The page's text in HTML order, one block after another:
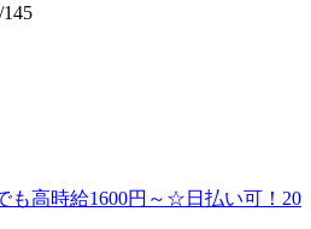
も高時給1600円～☆日払い可！20